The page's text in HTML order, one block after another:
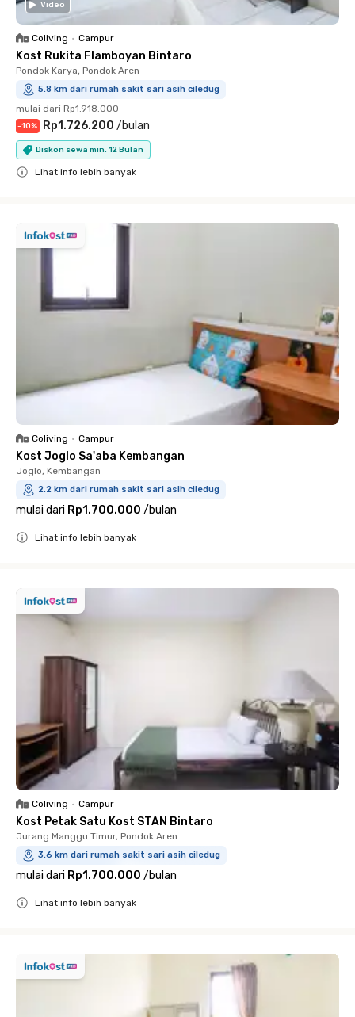
Video
Coliving • Campur
Kost Rukita Flamboyan Bintaro
Pondok Karya, Pondok Aren
5.8 km dari rumah sakit sari asih ciledug
mulai dari Rp1.918.000
-10% Rp1.726.200 /bulan
Diskon sewa min. 12 Bulan
Lihat info lebih banyak
Coliving • Campur
Kost Joglo Sa'aba Kembangan
Joglo, Kembangan
2.2 km dari rumah sakit sari asih ciledug
mulai dari Rp1.700.000 /bulan
Lihat info lebih banyak
Coliving • Campur
Kost Petak Satu Kost STAN Bintaro
Jurang Manggu Timur, Pondok Aren
3.6 km dari rumah sakit sari asih ciledug
mulai dari Rp1.700.000 /bulan
Lihat info lebih banyak